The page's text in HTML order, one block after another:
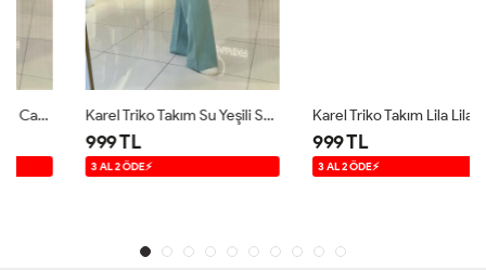
Karel Triko Takım Su Yeşili Su Yeşili
999 TL
3 AL 2 ÖDE⚡
Karel Triko Takım Lila Lila
999 TL
3 AL 2 ÖDE⚡